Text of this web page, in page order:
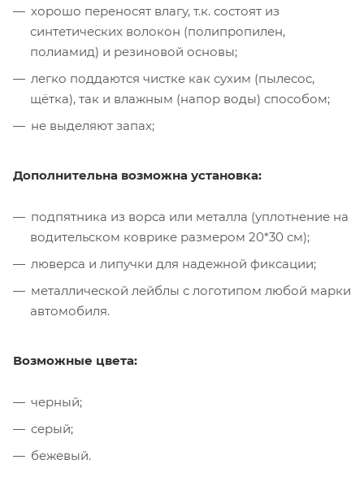
хорошо переносят влагу, т.к. состоят из
синтетических волокон (полипропилен,
полиамид) и резиновой основы;
легко поддаются чистке как сухим (пылесос,
щётка), так и влажным (напор воды) способом;
не выделяют запах;
Дополнительна возможна установка:
подпятника из ворса или металла (уплотнение на
водительском коврике размером 20*30 см);
люверса и липучки для надежной фиксации;
металлической лейблы с логотипом любой марки
автомобиля.
Возможные цвета:
черный;
серый;
бежевый.